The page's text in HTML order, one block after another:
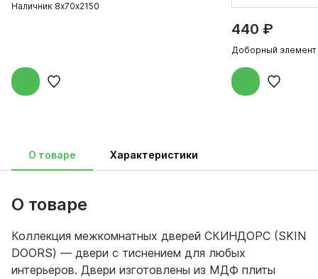
Наличник 8х70х2150
440 ₽
Доборный элемент
О товаре Характеристики
О товаре
Коллекция межкомнатных дверей СКИНДОРС (SKIN
DOORS) — двери с тиснением для любых
интерьеров. Двери изготовлены из МДФ плиты